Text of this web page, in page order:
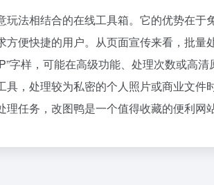
法相结合的在线工具箱。它的优势在于
便快捷的用户。从页面宣传来看，批量
字样，可能在高级功能、处理次数或高
，处理较为私密的个人照片或商业文件
任务，改图鸭是一个值得收藏的便利网站